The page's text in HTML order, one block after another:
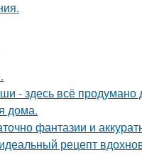
- здесь всё продумано
дома.
фантазии и
рецепт